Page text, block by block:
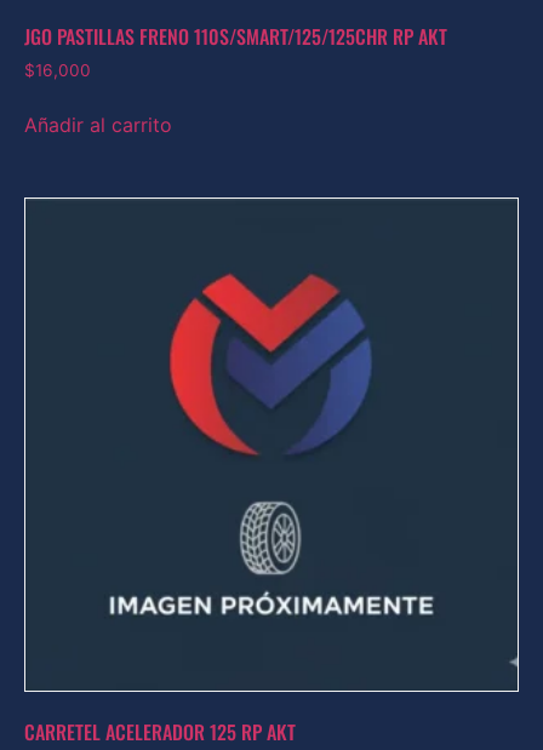
JGO PASTILLAS FRENO 110S/SMART/125/125CHR RP AKT
$16,000
Añadir al carrito
CARRETEL ACELERADOR 125 RP AKT